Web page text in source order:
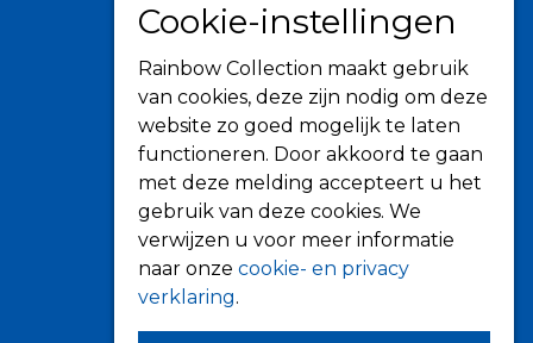
Knikarmschermen
Uitvalschermen
Rolluiken
Screens
Terrasoverkapping
Verandazonwering
Markiezen
Horren
Cookie-instellingen
Rainbow Collection maakt gebruik
van cookies, deze zijn nodig om deze
website zo goed mogelijk te laten
functioneren. Door akkoord te gaan
met deze melding accepteert u het
gebruik van deze cookies. We
verwijzen u voor meer informatie
naar onze cookie- en privacy
verklaring.